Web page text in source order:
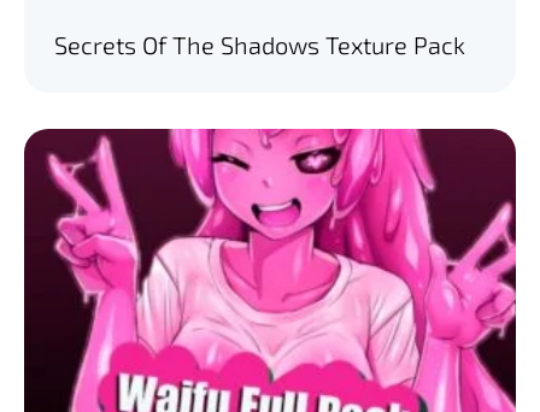
Secrets Of The Shadows Texture Pack